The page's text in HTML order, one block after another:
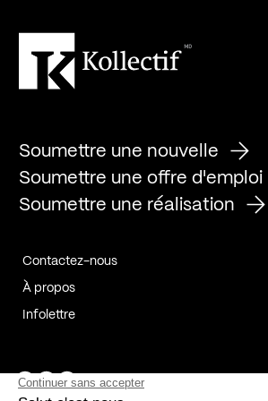
Soumettre une nouvelle
Soumettre une offre d'emploi
Soumettre une réalisation
Contactez-nous
À propos
Infolettre
Page Facebook de Kollectif
Page Instagram de Kollectif
Page Linkedin de Kollectif